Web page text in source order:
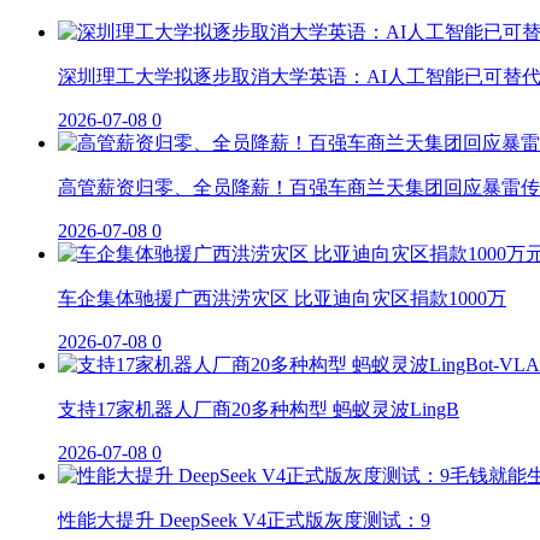
深圳理工大学拟逐步取消大学英语：AI人工智能已可替代
2026-07-08 0
高管薪资归零、全员降薪！百强车商兰天集团回应暴雷
2026-07-08 0
车企集体驰援广西洪涝灾区 比亚迪向灾区捐款1000万
2026-07-08 0
支持17家机器人厂商20多种构型 蚂蚁灵波LingB
2026-07-08 0
性能大提升 DeepSeek V4正式版灰度测试：9